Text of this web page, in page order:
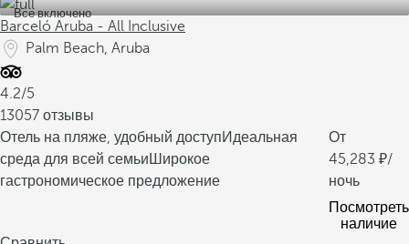
Все включено
Barceló Aruba - All Inclusive
Palm Beach, Aruba
4.2/5
13057 отзывы
Отель на пляже, удобный доступИдеальная
среда для всей семьиШирокое
гастрономическое предложение
От
45,283
/
ночь
Посмотреть
наличие